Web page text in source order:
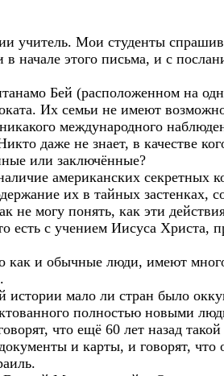
учитель. Мои студенты
начале этого письма, и с
Бей (расположенном на
Их семьи не имеют
международного
даже не знает, в качестве
или заключённые?
американских секретных
их в тайных застенках,
не могу понять, как эти
есть с учением Иисуса Христа,
и обычные люди, имеют много
истории мало ли стран было
полностью новыми
что ещё 60 лет назад
и карты, и говорят,